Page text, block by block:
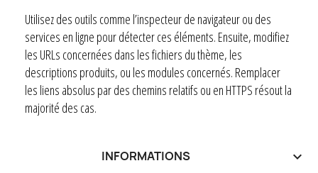
Utilisez des outils comme l’inspecteur de navigateur ou des
services en ligne pour détecter ces éléments. Ensuite, modifiez
les URLs concernées dans les fichiers du thème, les
descriptions produits, ou les modules concernés. Remplacer
les liens absolus par des chemins relatifs ou en HTTPS résout la
majorité des cas.
INFORMATIONS keyboard_arrow_down